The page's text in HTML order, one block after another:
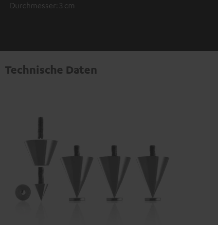
Durchmesser: 3 cm
Technische Daten